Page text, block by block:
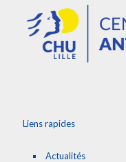
Liens rapides
Actualités